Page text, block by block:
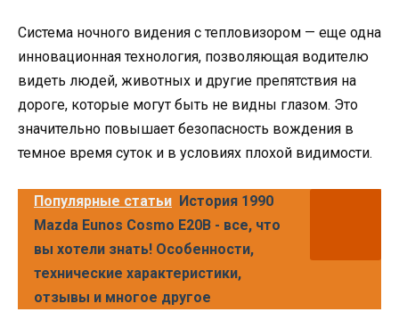
Система ночного видения с тепловизором — еще одна
инновационная технология, позволяющая водителю
видеть людей, животных и другие препятствия на
дороге, которые могут быть не видны глазом. Это
значительно повышает безопасность вождения в
темное время суток и в условиях плохой видимости.
Популярные статьи История 1990
Mazda Eunos Cosmo E20B - все, что
вы хотели знать! Особенности,
технические характеристики,
отзывы и многое другое